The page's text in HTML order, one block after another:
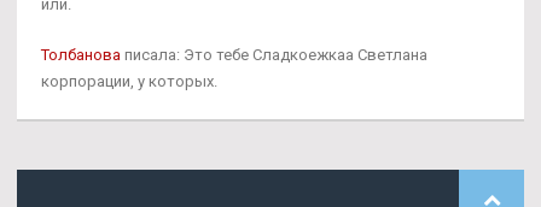
или.
Толбанова писала: Это тебе Сладкоежкаа Светлана
корпорации, у которых.